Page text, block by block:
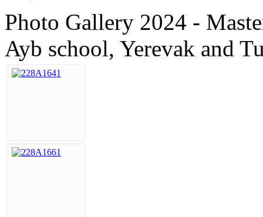
Photo Gallery 2024 -
Ayb school, Yerevak and